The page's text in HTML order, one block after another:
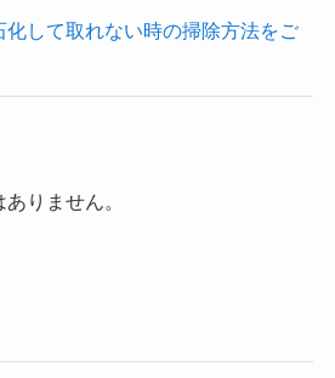
して取れない時の掃除方法をご
りません。